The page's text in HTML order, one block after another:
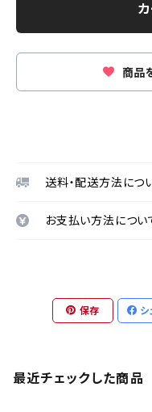
商品
送料・配送方法につ
お支払い方法につい
保存 シ
最近チェックした商品